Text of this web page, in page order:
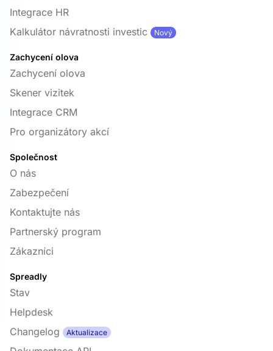
Integrace HR
Kalkulátor návratnosti investic
Nový
Zachycení olova
Zachycení olova
Skener vizitek
Integrace CRM
Pro organizátory akcí
Společnost
O nás
Zabezpečení
Kontaktujte nás
Partnerský program
Zákazníci
Spreadly
Stav
Helpdesk
Changelog
Aktualizace